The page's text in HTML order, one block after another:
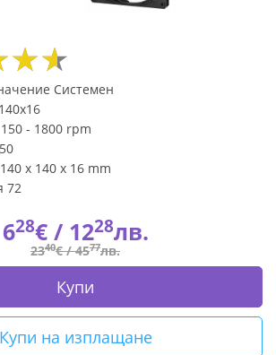
Системен
- 1800 rpm
x 140 x 16 mm
72
628€ / 1228лв.
2340€ /4577лв.
Купи
Купи на изплащане